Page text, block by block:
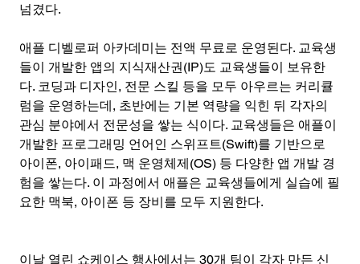
넘겼다.
애플 디벨로퍼 아카데미는 전액 무료로 운영된다. 교육생
들이 개발한 앱의 지식재산권(IP)도 교육생들이 보유한
다. 코딩과 디자인, 전문 스킬 등을 모두 아우르는 커리큘
럼을 운영하는데, 초반에는 기본 역량을 익힌 뒤 각자의
관심 분야에서 전문성을 쌓는 식이다. 교육생들은 애플이
개발한 프로그래밍 언어인 스위프트(Swift)를 기반으로
아이폰, 아이패드, 맥 운영체제(OS) 등 다양한 앱 개발 경
험을 쌓는다. 이 과정에서 애플은 교육생들에게 실습에 필
요한 맥북, 아이폰 등 장비를 모두 지원한다.
이날 열린 쇼케이스 행사에서는 30개 팀이 각자 만든 신